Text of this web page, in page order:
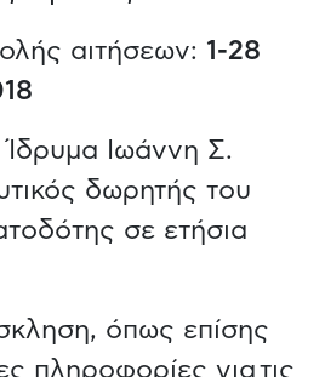
αιτήσεων: 1-28
Ιωάννη Σ.
δωρητής του
σε ετήσια
όπως επίσης
πληροφορίες για τις